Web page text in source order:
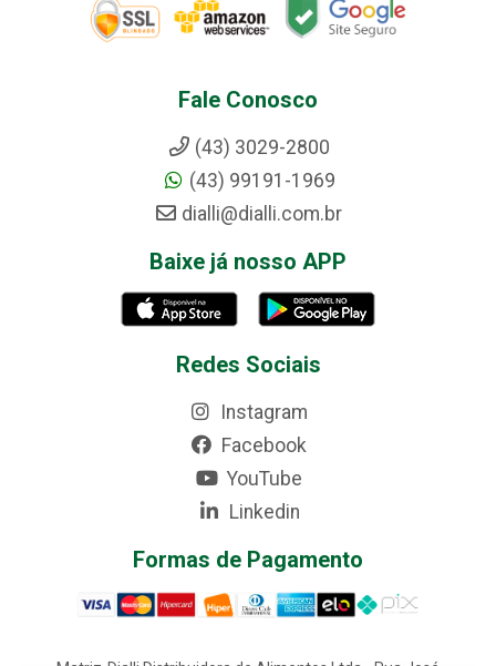
Fale Conosco
(43) 3029-2800
(43) 99191-1969
dialli@dialli.com.br
Baixe já nosso APP
Redes Sociais
Instagram
Facebook
YouTube
Linkedin
Formas de Pagamento